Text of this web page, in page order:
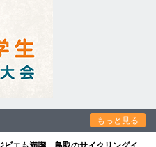
もっと見る